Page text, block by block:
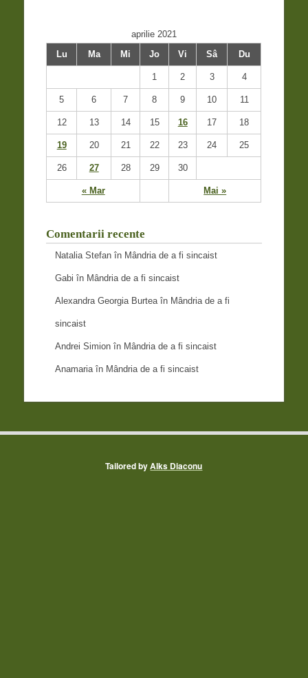
aprilie 2021
Lu
Ma Mi Jo Vi Sâ Du
« Mar Mai »
1 2 3 4
5 6 7 8 9 10 11
12 13 14 15 16 17 18
19 20 21 22 23 24 25
26 27 28 29 30
Comentarii recente
Natalia Stefan în Mândria de a fi sincaist
Gabi în Mândria de a fi sincaist
Alexandra Georgia Burtea în Mândria de a fi
sincaist
Andrei Simion în Mândria de a fi sincaist
Anamaria în Mândria de a fi sincaist
Tailored byAlks Diaconu